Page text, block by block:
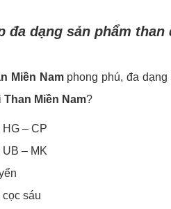
đa dạng sản phẩm than
Miền Namphong phú, đa dạng
Than Miền Nam?
– CP
– MK
sáu